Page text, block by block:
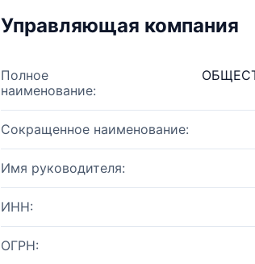
Управляющая компания
Полное
наименование:
Сокращенное наименование:
Имя руководителя:
ИНН:
ОГРН: